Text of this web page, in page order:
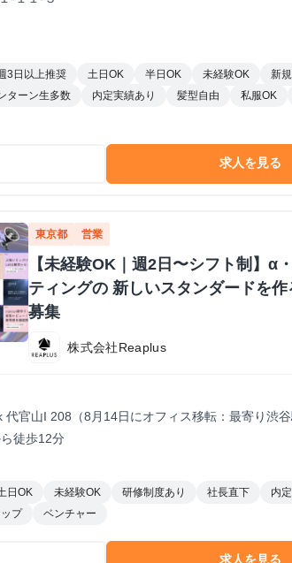
給！ 📚️休学中の希望者には、休学費用の全額
3日以上推奨 土日OK 半日OK 未経験OK
新
ターン生多数 内定実績あり 髪型自由 私服OK
求人を見る
東京都 営業
【未経験OK｜週2日〜シフト制】α
ティングの 新しいスタンダードを
募集
株式会社Reaplus
官山I 208（8月14日にオフィス移転：最寄り渋谷
徒歩12分
日OK 未経験OK 研修制度あり 社長直下
内
プ ベンチャー
求人を見る